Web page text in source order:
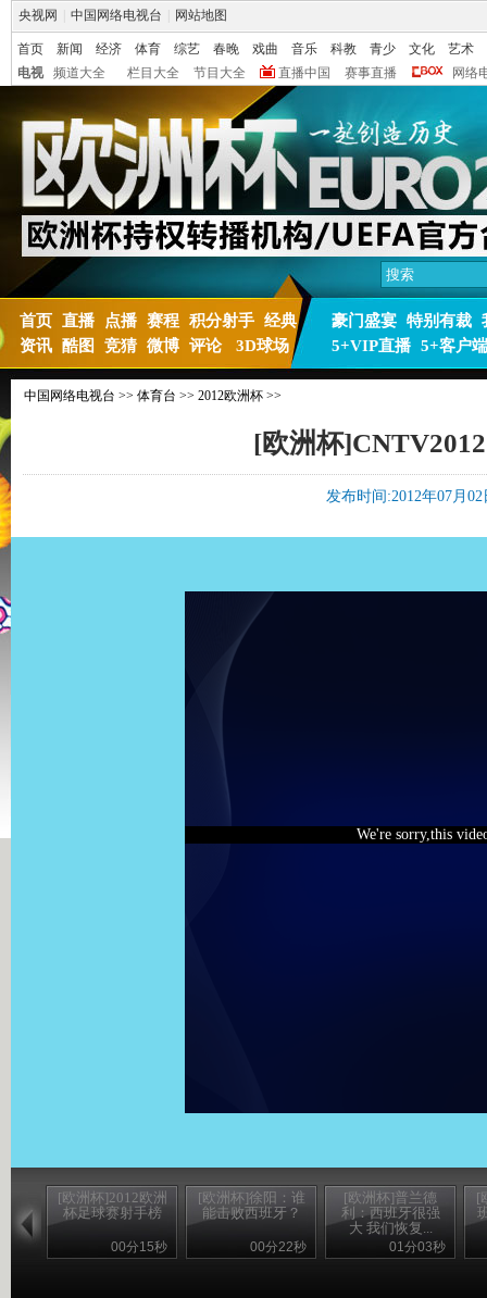
央视网 中国网络电视台 网站地图
首页 新闻 经济 体育 综艺 春晚 戏曲 音乐 科教 青少 文化
艺术
电视
频道大全 栏目大全 节目大全 直播中国 赛事直播 网络
首页 直播 点播 赛程 积分射手 经典
资讯 酷图 竞猜 微博 评论 3D球场
豪门盛宴 特别有裁
5+VIP直播 5+客户端
中国网络电视台 >> 体育台 >> 2012欧洲杯 >>
[欧洲杯
发布时间:2012年07月
We're sorry,this
[欧洲杯]2012欧洲
杯足球赛射手榜
00分15秒
[欧洲杯]徐阳：谁
能击败西班牙？
00分22秒
[欧洲杯]普兰德
利：西班牙很强
大 我们恢复...
01分03秒
[